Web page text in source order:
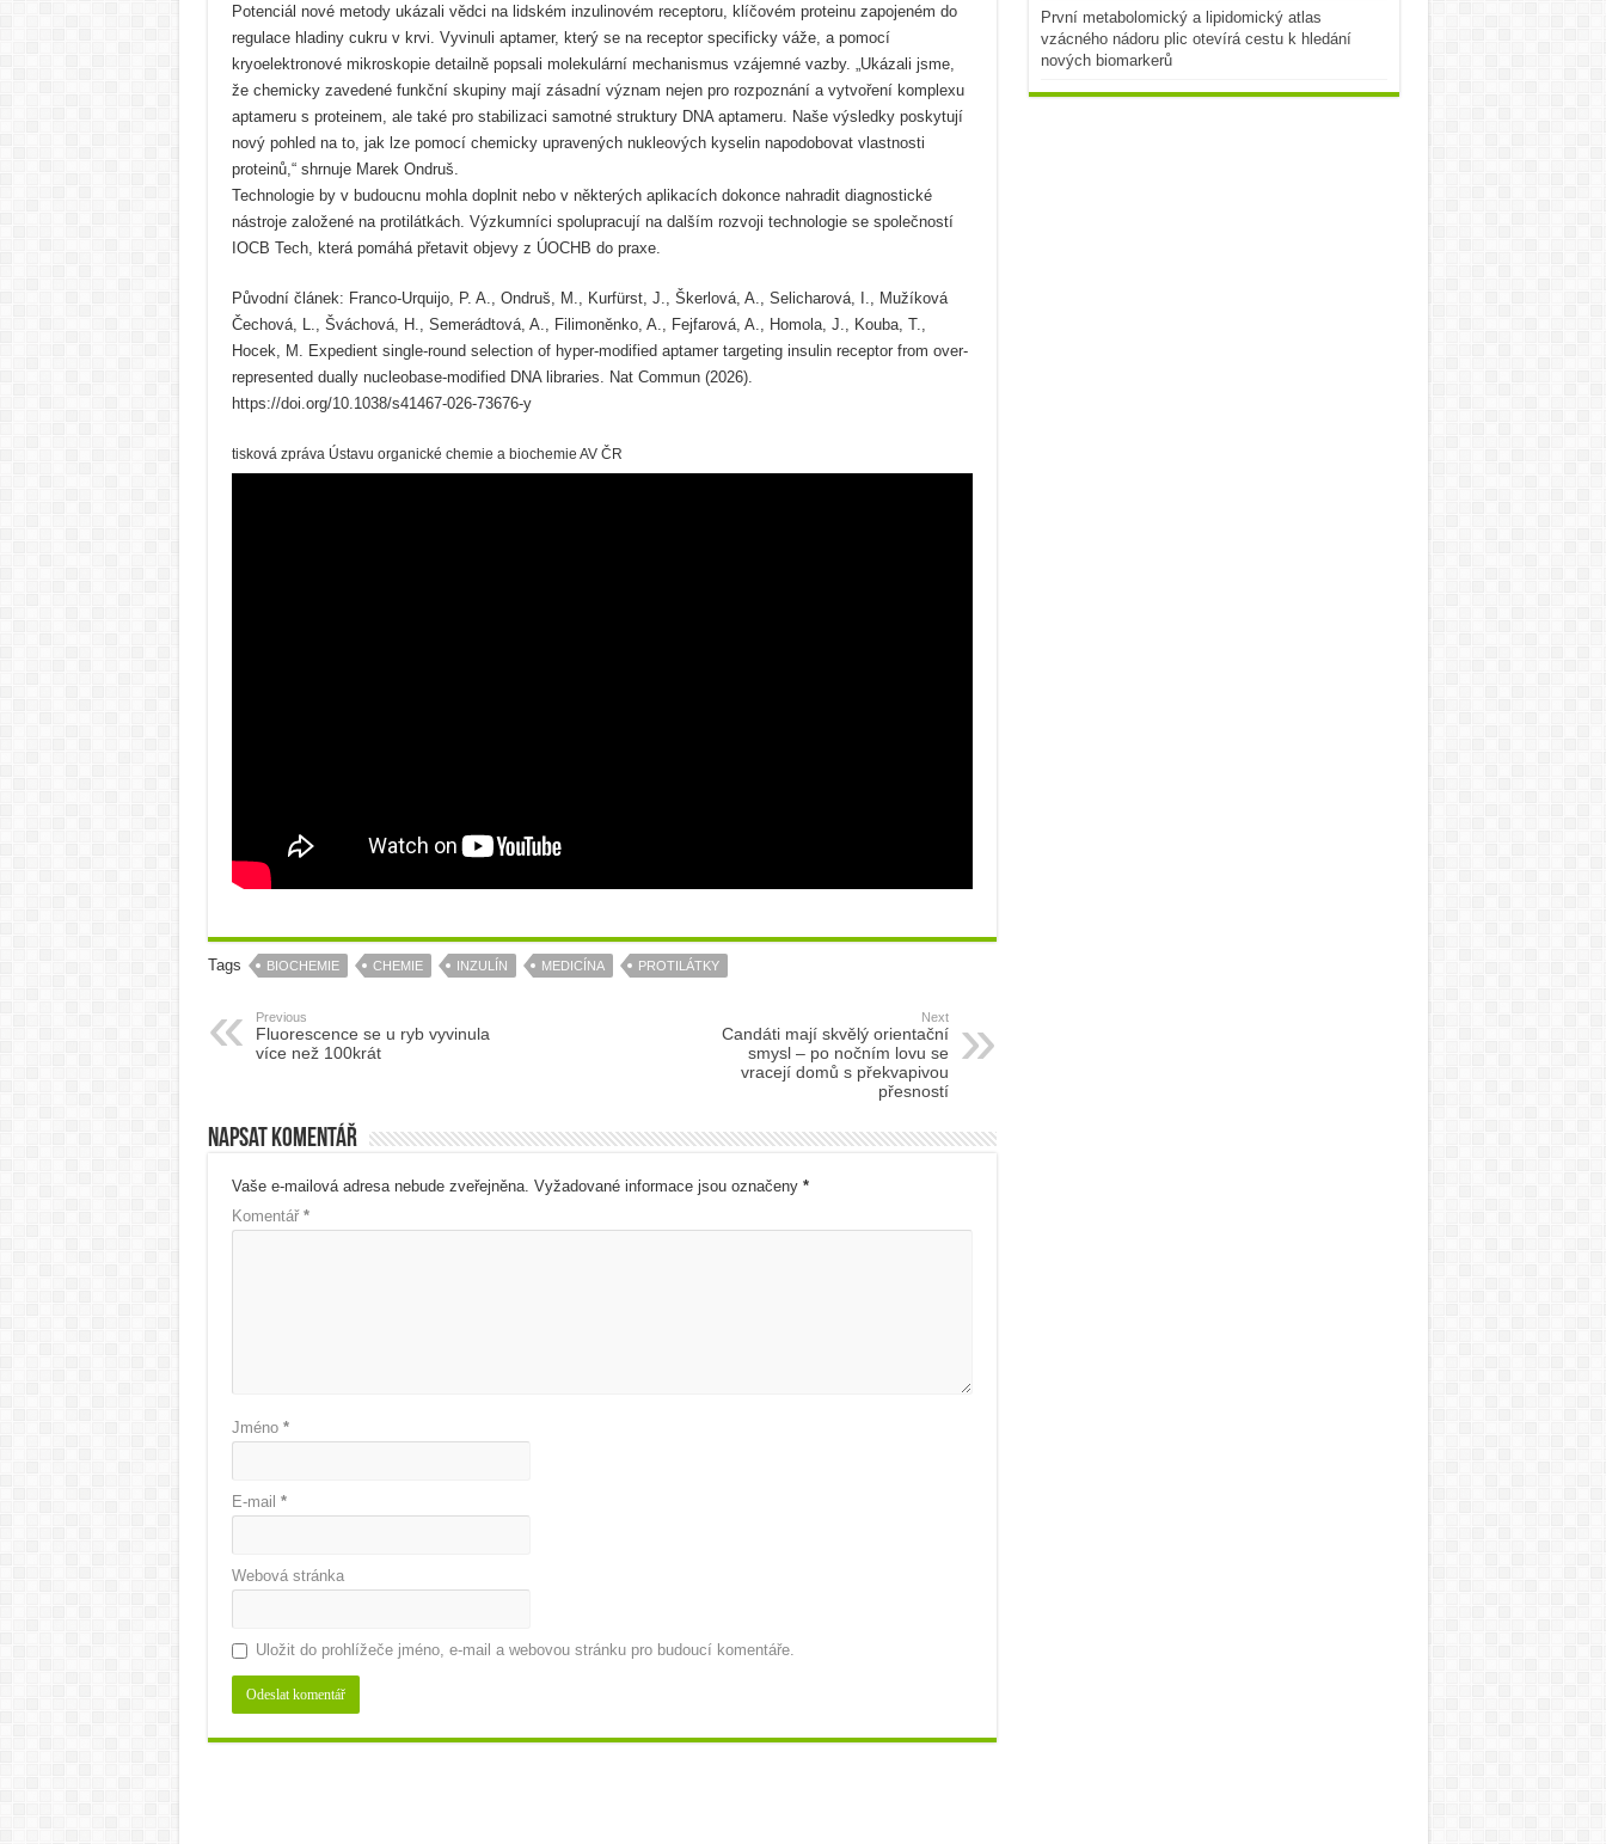
Potenciál nové metody ukázali vědci na lidském inzulinovém receptoru, klíčovém proteinu zapojeném do
regulace hladiny cukru v krvi. Vyvinuli aptamer, který se na receptor specificky váže, a pomocí
kryoelektronové mikroskopie detailně popsali molekulární mechanismus vzájemné vazby. „Ukázali jsme,
že chemicky zavedené funkční skupiny mají zásadní význam nejen pro rozpoznání a vytvoření komplexu
aptameru s proteinem, ale také pro stabilizaci samotné struktury DNA aptameru. Naše výsledky poskytují
nový pohled na to, jak lze pomocí chemicky upravených nukleových kyselin napodobovat vlastnosti
proteinů,“ shrnuje Marek Ondruš.
Technologie by v budoucnu mohla doplnit nebo v některých aplikacích dokonce nahradit diagnostické
nástroje založené na protilátkách. Výzkumníci spolupracují na dalším rozvoji technologie se společností
IOCB Tech, která pomáhá přetavit objevy z ÚOCHB do praxe.
Původní článek: Franco-Urquijo, P. A., Ondruš, M., Kurfürst, J., Škerlová, A., Selicharová, I., Mužíková
Čechová, L., Šváchová, H., Semerádtová, A., Filimoněnko, A., Fejfarová, A., Homola, J., Kouba, T.,
Hocek, M. Expedient single-round selection of hyper-modified aptamer targeting insulin receptor from over-
represented dually nucleobase-modified DNA libraries. Nat Commun (2026).
https://doi.org/10.1038/s41467-026-73676-y
tisková zpráva Ústavu organické chemie a biochemie AV ČR
Tags BIOCHEMIE CHEMIE INZULÍN MEDICÍNA PROTILÁTKY
Previous
Fluorescence se u ryb vyvinula
více než 100krát
Next
Candáti mají skvělý orientační
smysl – po nočním lovu se
vracejí domů s překvapivou
přesností
Napsat komentář
Vaše e-mailová adresa nebude zveřejněna. Vyžadované informace jsou označeny *
Komentář *
Jméno *
E-mail *
Webová stránka
Uložit do prohlížeče jméno, e-mail a webovou stránku pro budoucí komentáře.
První metabolomický a lipidomický atlas
vzácného nádoru plic otevírá cestu k hledání
nových biomarkerů